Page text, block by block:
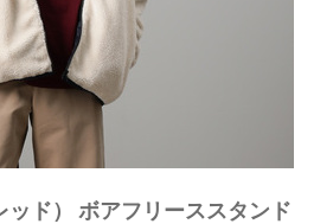
ド） ボアフリーススタンド